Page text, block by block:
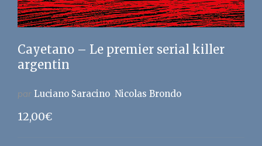
Cayetano – Le premier serial killer
argentin
par Luciano Saracino Nicolas Brondo
12,00€